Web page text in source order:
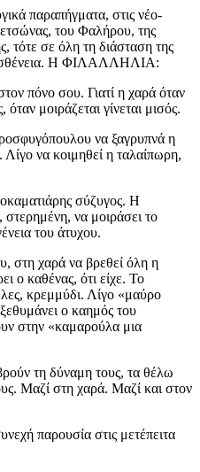
παραπήγματα, στις νέο-
του Φαλήρου, της
τότε σε όλη τη διάσταση της
Η ΦΙΛΑΛΛΗΛΙΑ:
πόνο σου. Γιατί η χαρά όταν
μοιράζεται γίνεται μισός.
να ξαγρυπνά η
Λίγο να κοιμηθεί η ταλαίπωρη,
σύζυγος. Η
στερημένη, να μοιράσει το
του άτυχου.
στη χαρά να βρεθεί όλη η
ο καθένας, ότι είχε. Το
κρεμμύδι. Λίγο «μαύρο
ο καημός του
στην «καμαρούλα μια
τη δύναμη τους, τα θέλω
Μαζί στη χαρά. Μαζί και στον
παρουσία στις μετέπειτα